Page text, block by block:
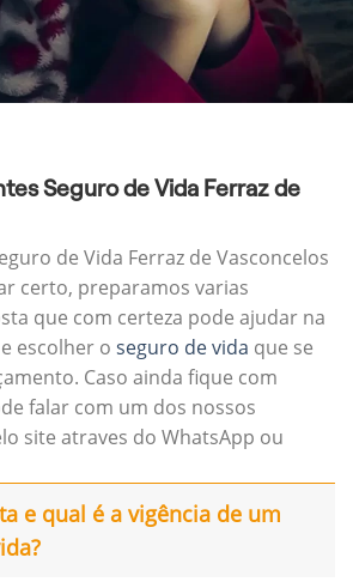
Seguro de Vida Ferraz de
de Vida Ferraz de Vasconcelos
certo, preparamos varias
que com certeza pode ajudar na
escolher o seguro de vida que se
Caso ainda fique com
falar com um dos nossos
site atraves do WhatsApp ou
e qual é a vigência de um